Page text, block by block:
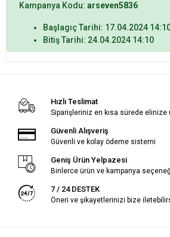
Kampanya Kodu: arseven5836
Başlagıç Tarihi: 17.04.2024
Bitiş Tarihi: 24.04.2024 14:10
Hızlı Teslimat
Siparişleriniz en kısa sürede elinize
Güvenli Alışveriş
Güvenli ve kolay ödeme sistemi
Geniş Ürün Yelpazesi
Binlerce ürün ve kampanya
7 / 24 DESTEK
Öneri ve şikayetlerinizi bize